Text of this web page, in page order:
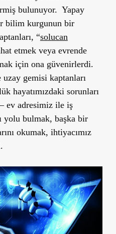
bulunuyor. Yapay
bilim kurgunun bir
“solucan
etmek veya evrende
için ona güvenirlerdi.
gemisi kaptanları
hayatımızdaki sorunları
ev adresimiz ile iş
yolu bulmak, başka bir
okumak, ihtiyacımız